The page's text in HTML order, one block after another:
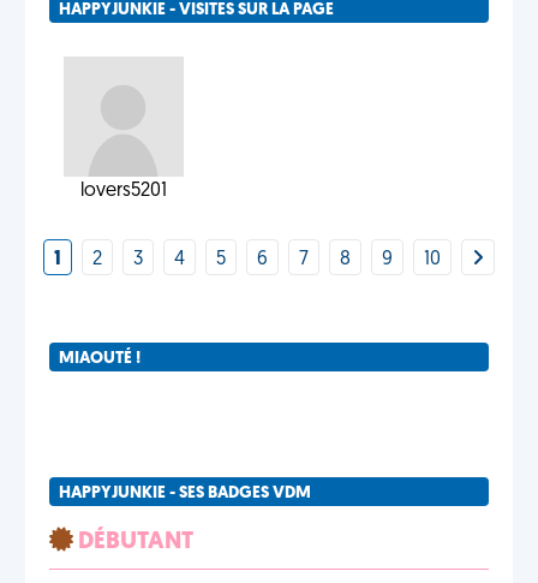
HAPPYJUNKIE - VISITES SUR LA PAGE
lovers5201
1 2 3 4 5 6 7 8 9 10
MIAOUTÉ !
HAPPYJUNKIE - SES BADGES VDM
DÉBUTANT